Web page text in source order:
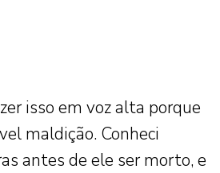
isso em voz alta porque
maldição. Conheci
antes de ele ser morto, e